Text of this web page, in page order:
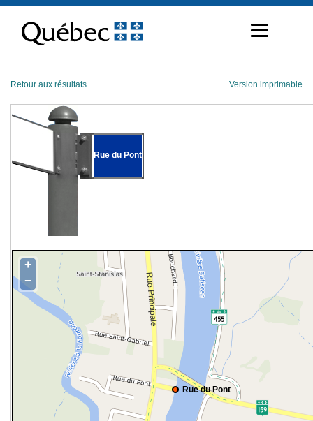
contenu
Retour aux résultats Version imprimable
Rue du Pont
Rue du Pont
+
−